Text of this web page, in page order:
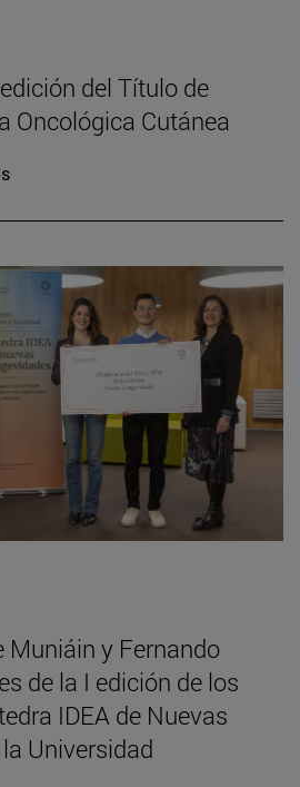
del Título de
Oncológica Cutánea
Muniáin y Fernando
de la I edición de los
IDEA de Nuevas
Universidad